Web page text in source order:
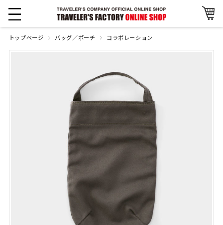
トップページ バッグ／ポーチ コラボレーション